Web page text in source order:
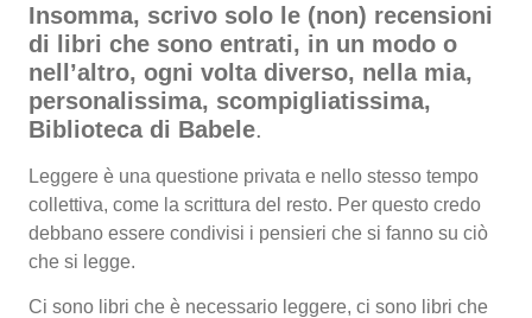
Insomma, scrivo solo le (non) recensioni
di libri che sono entrati, in un modo o
nell’altro, ogni volta diverso, nella mia,
personalissima, scompigliatissima,
Biblioteca di Babele.
Leggere è una questione privata e nello stesso tempo
collettiva, come la scrittura del resto. Per questo credo
debbano essere condivisi i pensieri che si fanno su ciò
che si legge.
Ci sono libri che è necessario leggere, ci sono libri che